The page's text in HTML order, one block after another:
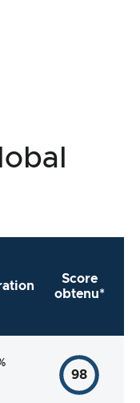
Score
obtenu*
98